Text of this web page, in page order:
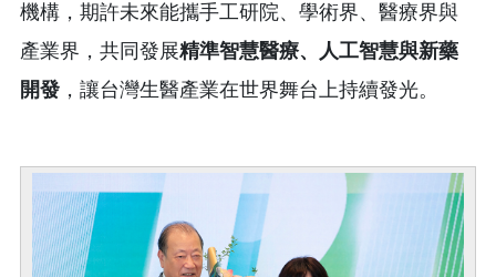
機構，期許未來能攜手工研院、學術界、醫療界與
產業界，共同發展精準智慧醫療、人工智慧與新藥
開發 ，讓台灣生醫產業在世界舞台上持續發光。